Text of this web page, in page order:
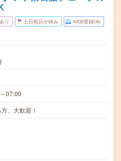
り 土日祝日が休み WEB登録OK
07:00
、大歓迎！